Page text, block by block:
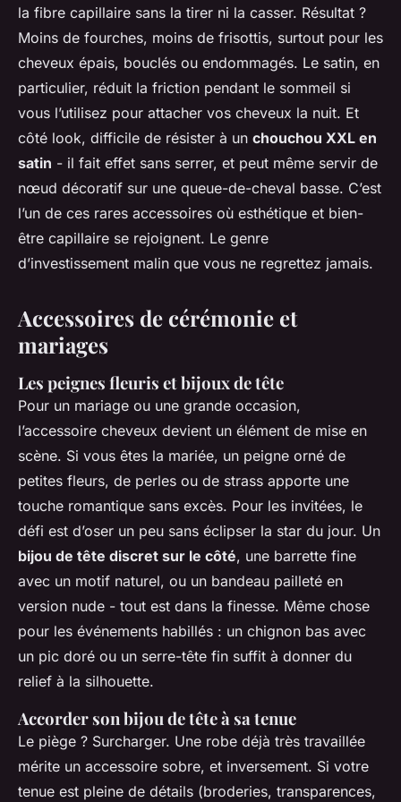
la fibre capillaire sans la tirer ni la casser. Résultat ?
Moins de fourches, moins de frisottis, surtout pour les
cheveux épais, bouclés ou endommagés. Le satin, en
particulier, réduit la friction pendant le sommeil si
vous l’utilisez pour attacher vos cheveux la nuit. Et
côté look, difficile de résister à un chouchou XXL en
satin - il fait effet sans serrer, et peut même servir de
nœud décoratif sur une queue-de-cheval basse. C’est
l’un de ces rares accessoires où esthétique et bien-
être capillaire se rejoignent. Le genre
d’investissement malin que vous ne regrettez jamais.
Accessoires de cérémonie et
mariages
Les peignes fleuris et bijoux de tête
Pour un mariage ou une grande occasion,
l’accessoire cheveux devient un élément de mise en
scène. Si vous êtes la mariée, un peigne orné de
petites fleurs, de perles ou de strass apporte une
touche romantique sans excès. Pour les invitées, le
défi est d’oser un peu sans éclipser la star du jour. Un
bijou de tête discret sur le côté, une barrette fine
avec un motif naturel, ou un bandeau pailleté en
version nude - tout est dans la finesse. Même chose
pour les événements habillés : un chignon bas avec
un pic doré ou un serre-tête fin suffit à donner du
relief à la silhouette.
Accorder son bijou de tête à sa tenue
Le piège ? Surcharger. Une robe déjà très travaillée
mérite un accessoire sobre, et inversement. Si votre
tenue est pleine de détails (broderies, transparences,